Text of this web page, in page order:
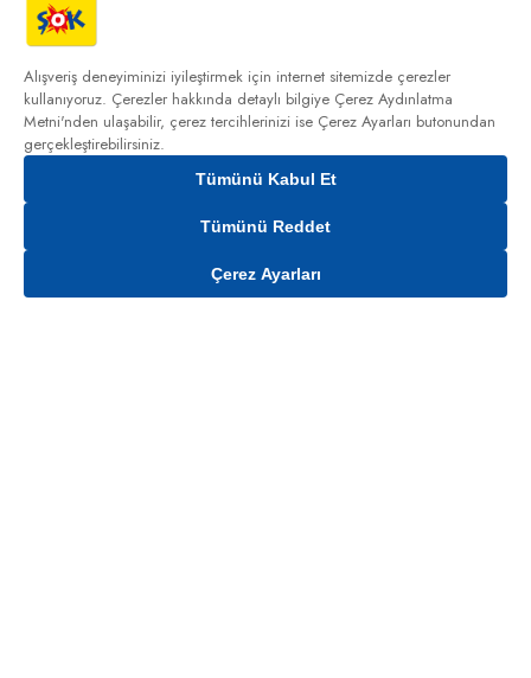
Sepete Ekle
Alışveriş deneyiminizi iyileştirmek için internet sitemizde çerezler
kullanıyoruz. Çerezler hakkında detaylı bilgiye Çerez Aydınlatma
Metni'nden ulaşabilir, çerez tercihlerinizi ise Çerez Ayarları butonundan
gerçekleştirebilirsiniz.
Tümünü Kabul Et
Tümünü Reddet
Çerez Ayarları